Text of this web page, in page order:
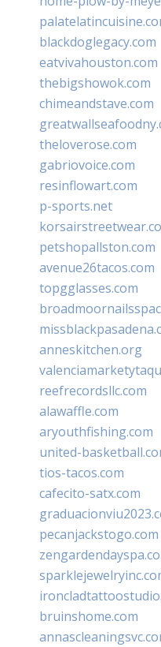
blackdoglegacy.com
eatvivahouston.com
thebigshowok.com
chimeandstave.com
theloverose.com
gabriovoice.com
resinflowart.com
p-sports.net
petshopallston.com
avenue26tacos.com
topgglasses.com
anneskitchen.org
reefrecordsllc.com
alawaffle.com
aryouthfishing.com
united-
tios-tacos.com
cafecito-satx.com
pecanjackstogo.com
bruinshome.com